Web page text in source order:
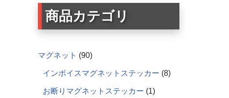
商品カテゴリ
マグネット 90
インボイスマグネットステッカー 8
お断りマグネットステッカー 1